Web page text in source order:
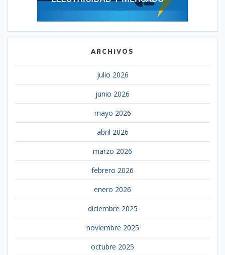
ARCHIVOS
julio 2026
junio 2026
mayo 2026
abril 2026
marzo 2026
febrero 2026
enero 2026
diciembre 2025
noviembre 2025
octubre 2025